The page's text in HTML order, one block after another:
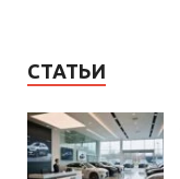
СТАТЬИ